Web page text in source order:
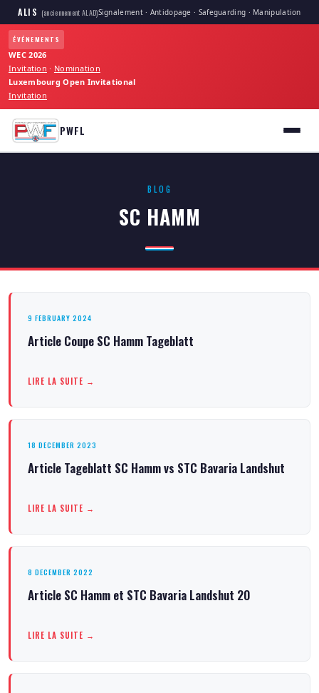
ALIS (anciennement ALAD)Signalement · Antidopage · Safeguarding · Manipulation
ÉVÉNEMENTS
WEC 2026
Invitation · Nomination
Luxembourg Open Invitational
Invitation
PWFL
BLOG
SC HAMM
9 FEBRUARY 2024
Article Coupe SC Hamm Tageblatt
LIRE LA SUITE →
18 DECEMBER 2023
Article Tageblatt SC Hamm vs STC Bavaria Landshut
LIRE LA SUITE →
8 DECEMBER 2022
Article SC Hamm et STC Bavaria Landshut 20
LIRE LA SUITE →